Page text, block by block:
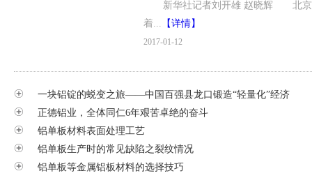
新华社记者刘开雄 赵晓辉 北京
着... 【详情】
2017-01-12
一块铝锭的蜕变之旅——中国百强县龙口锻造“轻量化”经济
正德铝业，全体同仁6年艰苦卓绝的奋斗
铝单板材料表面处理工艺
铝单板生产时的常见缺陷之裂纹情况
铝单板等金属铝板材料的选择技巧